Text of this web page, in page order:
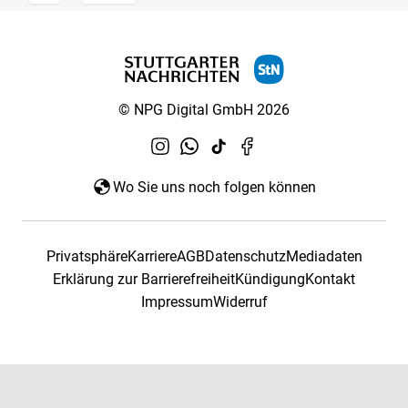
© NPG Digital GmbH 2026
Wo Sie uns noch folgen können
PrivatsphäreKarriereAGBDatenschutzMediadaten
Erklärung zur BarrierefreiheitKündigungKontakt
ImpressumWiderruf